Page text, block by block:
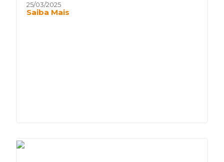
25/03/2025
Saiba Mais